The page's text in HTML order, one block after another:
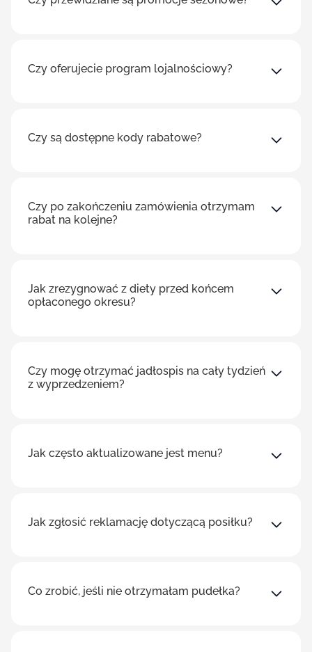
Czy oferujecie program lojalnościowy?
Czy są dostępne kody rabatowe?
Czy po zakończeniu zamówienia otrzymam
rabat na kolejne?
Jak zrezygnować z diety przed końcem
opłaconego okresu?
Czy mogę otrzymać jadłospis na cały tydzień
z wyprzedzeniem?
Jak często aktualizowane jest menu?
Jak zgłosić reklamację dotyczącą posiłku?
Co zrobić, jeśli nie otrzymałam pudełka?